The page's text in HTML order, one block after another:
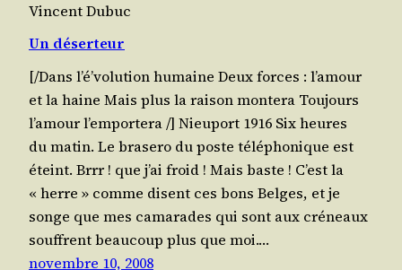
Vincent Dubuc
Un déserteur
[/​Dans l’é’­vo­lu­tion humaine Deux forces : l’a­mour
et la haine Mais plus la rai­son montera Tou­jours
l’a­mour l’emportera /​] Nieu­port 1916 Six heures
du matin. Le bra­se­ro du poste télé­pho­nique est
éteint. Brrr ! que j’ai froid ! Mais baste ! C’est la
« herre » comme disent ces bons Belges, et je
songe que mes cama­rades qui sont aux cré­neaux
souffrent beau­coup plus que moi.…
novembre 10, 2008